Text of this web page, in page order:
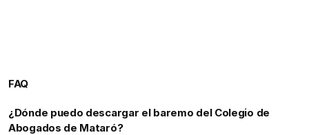
FAQ
¿Dónde puedo descargar el baremo del Colegio de
Abogados de Mataró?